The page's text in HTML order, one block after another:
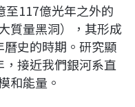
至117億光年之外的
質量黑洞），其形成
史的時期。研究顯
接近我們銀河系直
和能量。